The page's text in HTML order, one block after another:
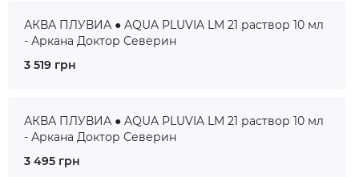
АКВА ПЛУВИА ● AQUA PLUVIA LM 21 раствор 10 мл
- Аркана Доктор Северин
3 519 грн
АКВА ПЛУВИА ● AQUA PLUVIA LM 21 раствор 10 мл
- Аркана Доктор Северин
3 495 грн